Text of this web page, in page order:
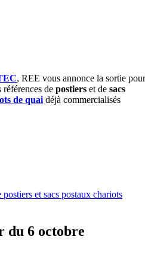
, REE vous annonce la sortie pour
de postiers et de sacs
de quai déjà commercialisés
du 6 octobre